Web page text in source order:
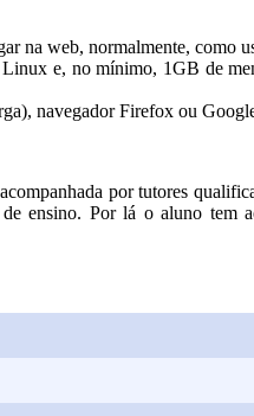
na web, normalmente, como
e, no mínimo, 1GB de
navegador Firefox ou
por tutores
ensino. Por lá o aluno tem